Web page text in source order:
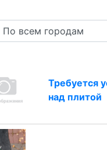
Требуется
над плитой